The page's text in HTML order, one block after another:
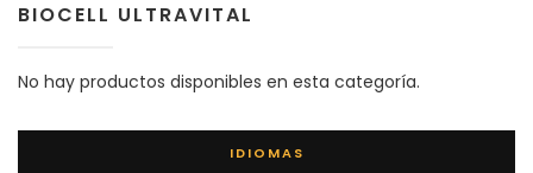
BIOCELL ULTRAVITAL
No hay productos disponibles en esta categoría.
IDIOMAS